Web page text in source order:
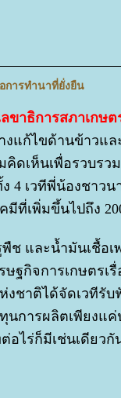
การทำนาที่ยั่งยืน
ขาธิการสภาเกษ
แก้ไขด้านข้าวแ
ดเห็นเพื่อรวบร
4 เวทีพี่น้องชาว
มีที่เพิ่มขึ้นไปถึง
ช และน้ำมันเชื้อ
ษฐกิจการเกษตร
งชาติได้จัดเวที
การผลิตเพียงแ
อไร่ก็มีเช่นเดียวกั